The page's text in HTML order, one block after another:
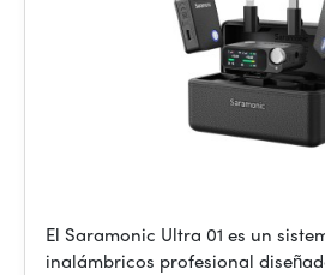
El Saramonic Ultra 01 es un
inalámbricos profesional